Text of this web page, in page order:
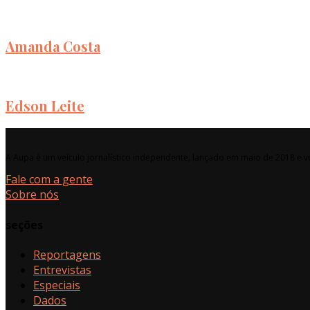
Amanda Costa
Edson Leite
Fale com a gente
Sobre nós
Reportagens
Entrevistas
Especiais
Dados